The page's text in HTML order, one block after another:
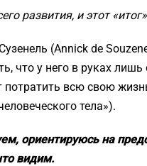
развития, и этот
(Annick de
что у него в руках
потратить всю свою
тела»).
ориентируюсь на
видим.